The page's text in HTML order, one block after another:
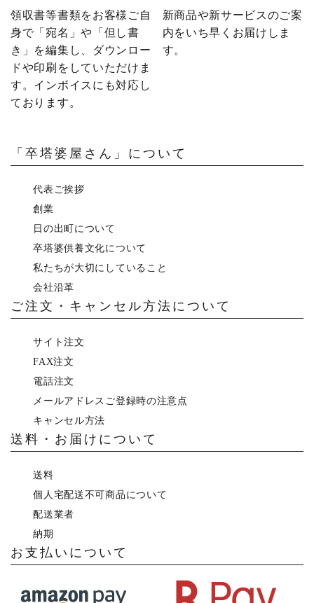
領収書等書類をお客様ご自
身で「宛名」や「但し書
き」を編集し、ダウンロー
ドや印刷をしていただけま
す。インボイスにも対応し
ております。
新商品や新サービスのご案
内をいち早くお届けしま
す。
「卒塔婆屋さん」について
代表ご挨拶
創業
日の出町について
卒塔婆供養文化について
私たちが大切にしていること
会社沿革
ご注文・キャンセル方法について
サイト注文
FAX注文
電話注文
メールアドレスご登録時の注意点
キャンセル方法
送料・お届けについて
送料
個人宅配送不可商品について
配送業者
納期
お支払いについて